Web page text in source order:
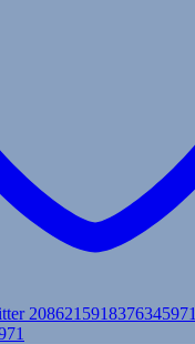
2086215918376345971